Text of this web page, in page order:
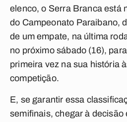
elenco, o Serra Branca está
do Campeonato Paraibano,
de um empate, na última
no próximo sábado (16),
primeira vez na sua história
competição.
E, se garantir essa
semifinais, chegar à decisão